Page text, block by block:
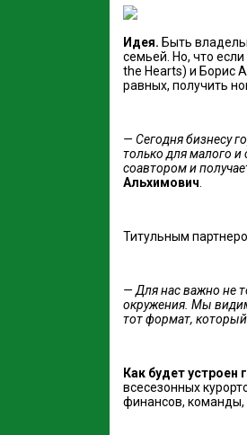
Идея. Быть
семьей. Но, что
the Hearts) и Борис
равных, получить
— Сегодня бизнесу
только для малого и
соавтором и
Альхимович.
Титульным
— Для нас важно не
окружения. Мы
тот формат,
Как будет устроен
всесезонных
финансов, команды,